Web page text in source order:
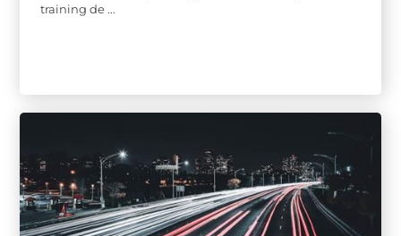
training de ...